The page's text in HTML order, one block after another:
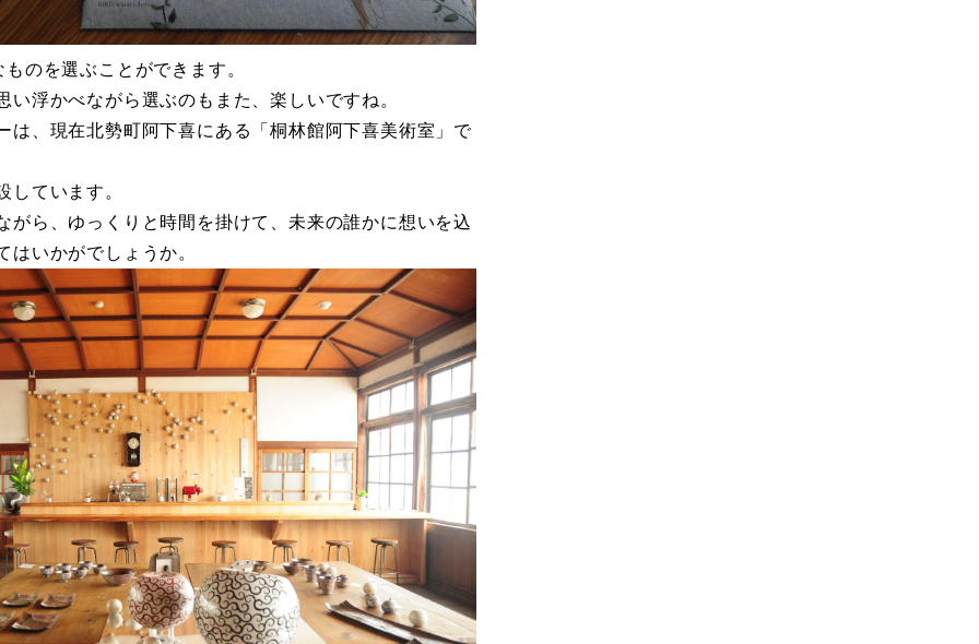
のを選ぶことができます。
い浮かべながら選ぶのもまた、楽しいですね。
は、現在北勢町阿下喜にある「桐林館阿下喜美術室」で
ています。
がら、ゆっくりと時間を掛けて、未来の誰かに想いを込
いかがでしょうか。